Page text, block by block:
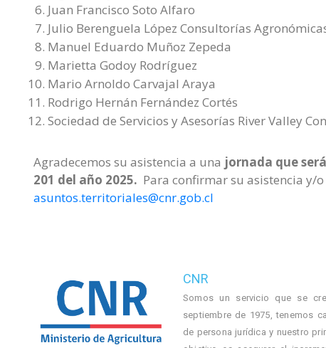
Juan Francisco Soto Alfaro
Julio Berenguela López Consultorías
Manuel Eduardo Muñoz Zepeda
Marietta Godoy Rodríguez
Mario Arnoldo Carvajal Araya
Rodrigo Hernán Fernández Cortés
Sociedad de Servicios y Asesorías River Valley
Agradecemos su asistencia a una jornada que
201 del año 2025. Para confirmar su asistencia y/
asuntos.territoriales@cnr.gob.cl
CNR
Somos un servicio que se
septiembre de 1975, tenemos
de persona jurídica y nuestro